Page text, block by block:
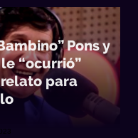
Pons y
“ocurrió”
para